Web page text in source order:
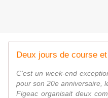
Deux jours de course
C'est un week-end
pour son 20e anniversaire,
Figeac organisait deux